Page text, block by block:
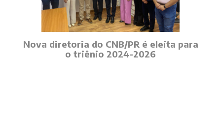
Nova diretoria do CNB/PR é eleita para
o triênio 2024-2026